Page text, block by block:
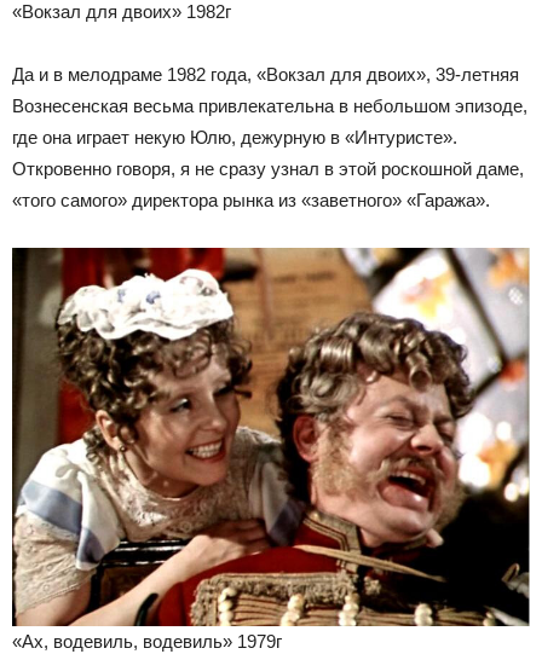
«Вокзал для двоих» 1982г
Да и в мелодраме 1982 года, «Вокзал для двоих», 39-летняя
Вознесенская весьма привлекательна в небольшом эпизоде,
где она играет некую Юлю, дежурную в «Интуристе».
Откровенно говоря, я не сразу узнал в этой роскошной даме,
«того самого» директора рынка из «заветного» «Гаража».
«Ах, водевиль, водевиль» 1979г